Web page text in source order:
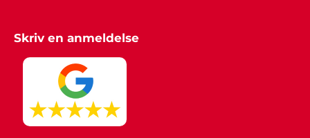
Skriv en anmeldelse